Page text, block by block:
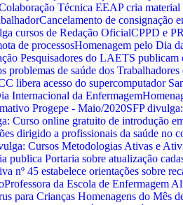
Técnica EEAP cria
Cancelamento de consignação
cursos de Redação OficialCPPD e
de processosHomenagem pelo Dia
Pesquisadores do LAETS
problemas de saúde dos
libera acesso do supercomputador
Internacional da Enfermagem
Progepe - Maio/2020SFP
Curso online gratuito de introdução
dirigido a profissionais da saúde no
Cursos Metodologias Ativas e
publica Portaria sobre atualização
nº 45 estabelece orientações sobre
Professora da Escola de Enfermagem
para Crianças Homenagens do Mês